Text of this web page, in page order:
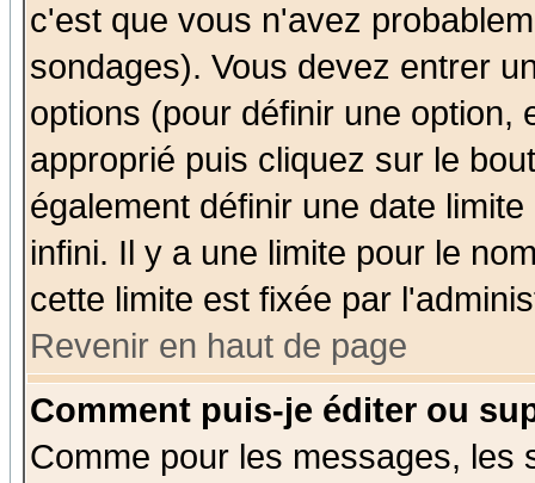
c'est que vous n'avez
sondages). Vous devez entrer
options (pour définir une option,
approprié puis cliquez sur le
également définir une date
infini. Il y a une limite pour le
cette limite est fixée par
Revenir en haut de page
Comment puis-je éditer ou
Comme pour les messages, les